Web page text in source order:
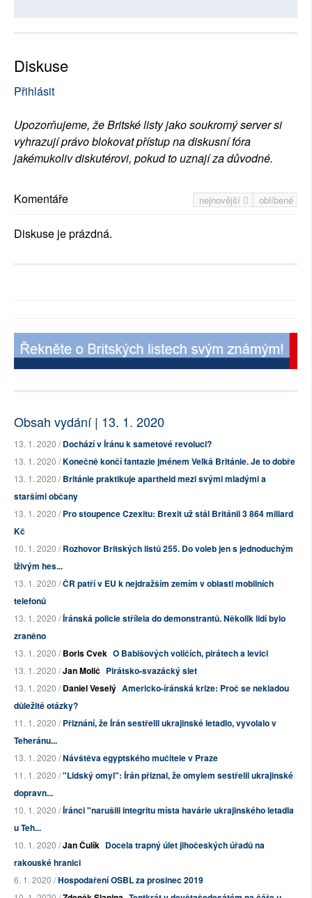
Diskuse
Přihlásit
Upozorňujeme, že Britské listy jako soukromý server si
vyhrazují právo blokovat přístup na diskusní fóra
jakémukoliv diskutérovi, pokud to uznají za důvodné.
nejnovější oblíbené
Komentáře
Diskuse je prázdná.
Obsah vydání | 13. 1. 2020
13. 1. 2020 /Dochází v Íránu k sametové revoluci?
13. 1. 2020 /Konečně končí fantazie jménem Velká Británie. Je to dobře
13. 1. 2020 /Británie praktikuje apartheid mezi svými mladými a
staršími občany
13. 1. 2020 /Pro stoupence Czexitu: Brexit už stál Británii 3 864 miliard
Kč
10. 1. 2020 /Rozhovor Britských listů 255. Do voleb jen s jednoduchým
lživým hes...
13. 1. 2020 /ČR patří v EU k nejdražším zemím v oblasti mobilních
telefonů
13. 1. 2020 /Íránská policie střílela do demonstrantů. Několik lidí bylo
zraněno
13. 1. 2020 /Boris Cvek O Babišových voličích, pirátech a levici
13. 1. 2020 /Jan Molič Pirátsko-svazácký slet
13. 1. 2020 /Daniel Veselý Americko-íránská krize: Proč se nekladou
důležité otázky?
11. 1. 2020 /Přiznání, že Írán sestřelil ukrajinské letadlo, vyvolalo v
Teheránu...
13. 1. 2020 /Návštěva egyptského mučitele v Praze
11. 1. 2020 /"Lidský omyl": Írán přiznal, že omylem sestřelil ukrajinské
dopravn...
10. 1. 2020 /Íránci "narušili integritu místa havárie ukrajinského letadla
u Teh...
10. 1. 2020 /Jan Čulík Docela trapný úlet jihočeských úřadů na
rakouské hranici
6. 1. 2020 /Hospodaření OSBL za prosinec 2019